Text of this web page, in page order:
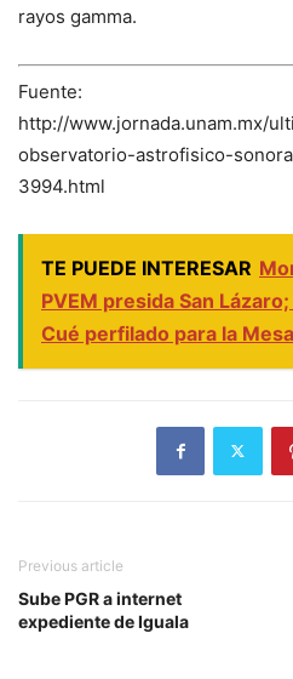
rayos gamma.
Fuente:
http://www.jornada.unam.mx/
observatorio-astrofisico-
3994.html
TE PUEDE INTERESAR
PVEM presida San
Cué perfilado para la
Previous article
Sube PGR a internet
expediente de Iguala